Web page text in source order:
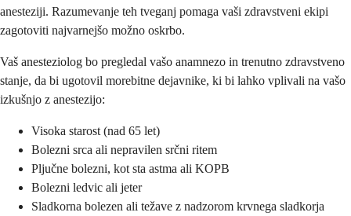
anesteziji. Razumevanje teh tveganj pomaga vaši zdravstveni ekipi
zagotoviti najvarnejšo možno oskrbo.
Vaš anesteziolog bo pregledal vašo anamnezo in trenutno zdravstveno
stanje, da bi ugotovil morebitne dejavnike, ki bi lahko vplivali na vašo
izkušnjo z anestezijo:
Visoka starost (nad 65 let)
Bolezni srca ali nepravilen srčni ritem
Pljučne bolezni, kot sta astma ali KOPB
Bolezni ledvic ali jeter
Sladkorna bolezen ali težave z nadzorom krvnega sladkorja